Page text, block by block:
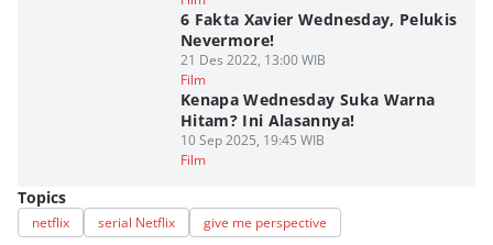
6 Fakta Xavier Wednesday, Pelukis
Nevermore!
21 Des 2022, 13:00 WIB
Film
Kenapa Wednesday Suka Warna
Hitam? Ini Alasannya!
10 Sep 2025, 19:45 WIB
Film
Topics
netflix serial Netflix give me perspective